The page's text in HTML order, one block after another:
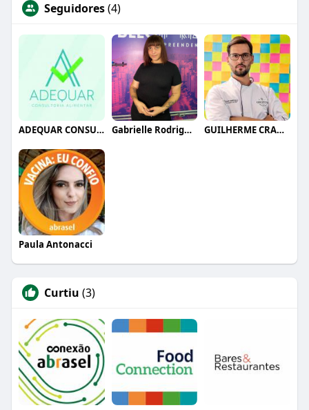
Seguidores(4)
ADEQUAR CONSULTORIA ALIMENTAR Gabrielle Rodrigues GUILHERME CRAMER BALLE
Paula Antonacci
Curtiu (3)